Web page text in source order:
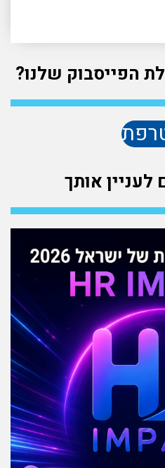
הפייסבוק שלנו?
לעניין אותך